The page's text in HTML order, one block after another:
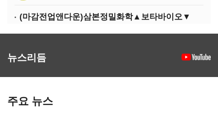
(마감전업앤다운)삼본정밀화학▲보타바이오▼
뉴스리듬
주요 뉴스